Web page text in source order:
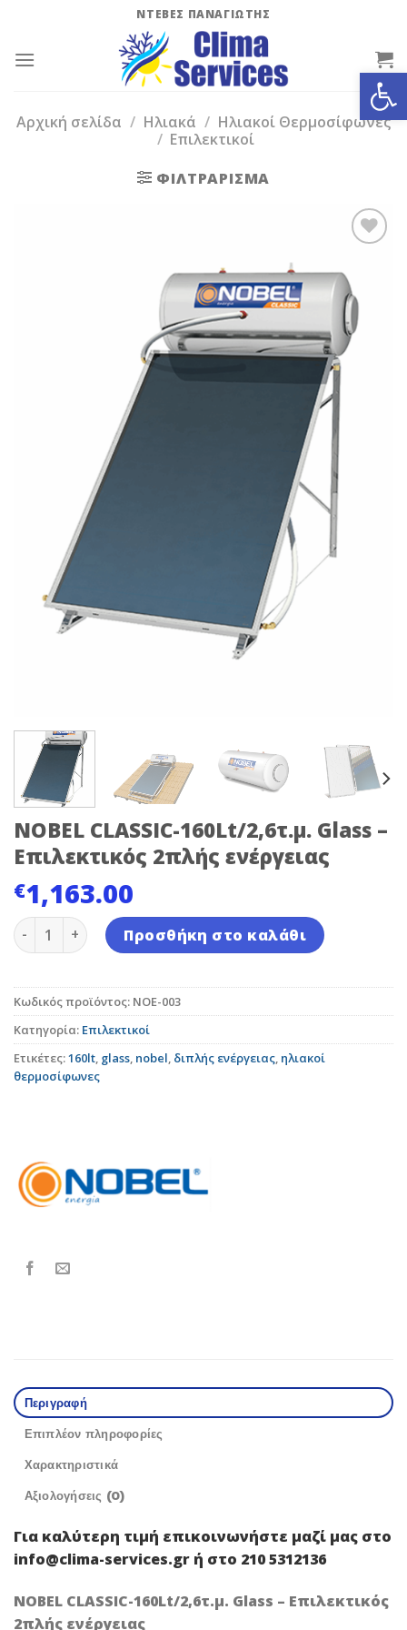
content
ΝΤΕΒΕΣ ΠΑΝΑΓΙΩΤΗΣ
Αρχική σελίδα / Ηλιακά / Ηλιακοί Θερμοσίφωνες
/ Επιλεκτικοί
ΦΙΛΤΡΆΡΙΣΜΑ
Add to
Wishlist
NOBEL CLASSIC-160Lt/2,6τ.μ. Glass –
Επιλεκτικός 2πλής ενέργειας
€1,163.00
NOBEL CLASSIC-160Lt/2,6τ.μ. Glass - Επιλεκτικός
Προσθήκη στο καλάθι
Κωδικός προϊόντος: NOE-003
Κατηγορία: Επιλεκτικοί
Ετικέτες:160lt, glass, nobel, διπλής ενέργειας, ηλιακοί
θερμοσίφωνες
Περιγραφή
Επιπλέον πληροφορίες
Χαρακτηριστικά
Αξιολογήσεις (0)
Για καλύτερη τιμή επικοινωνήστε μαζί μας στο
info@clima-services.gr ή στο 210 5312136
NOBEL CLASSIC-160Lt/2,6τ.μ. Glass – Επιλεκτικός
2πλής ενέργειας